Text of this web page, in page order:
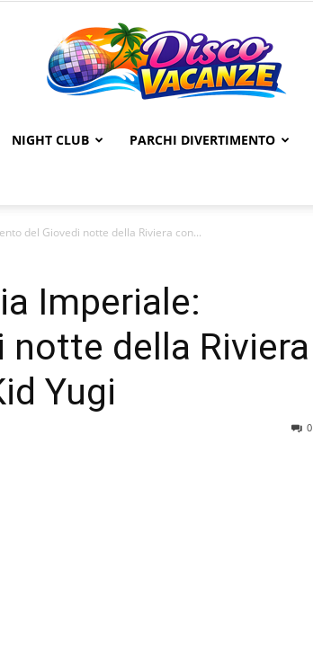
NIGHT CLUB PARCHI DIVERTIMENTO
del Giovedi notte della Riviera con...
Imperiale:
notte della Riviera
Yugi
0